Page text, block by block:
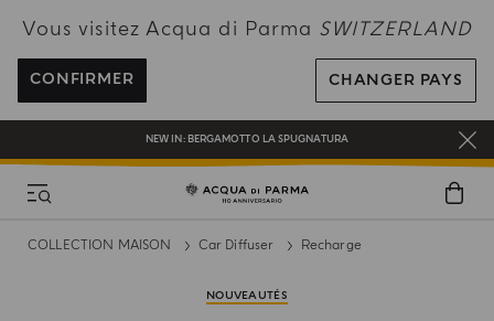
Vous visitez Acqua di Parma SWITZERLAND
CONFIRMER CHANGER PAYS
À 120CHF
INSCRIVEZ-VOUS ET PROFITEZ DE NOS AVANTAGES
CADEAU OFFERT POUR TOUTE COMMANDE SUPÉRIEURE À CHF 180
NEW IN: BERGAMOTTO LA SPUGNATURA
COLLECTION MAISON Car Diffuser Recharge
NOUVEAUTÉS